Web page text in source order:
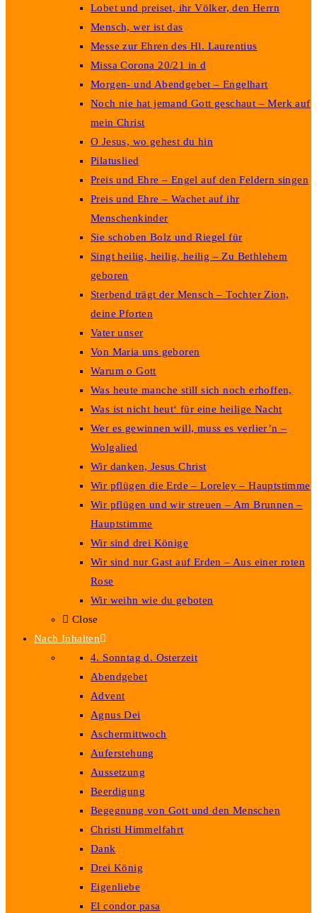
Lobet und preiset, ihr Völker, den Herrn
Mensch, wer ist das
Messe zur Ehren des Hl. Laurentius
Missa Corona 20/21 in d
Morgen- und Abendgebet – Engelhart
Noch nie hat jemand Gott geschaut – Merk auf
mein Christ
O Jesus, wo gehest du hin
Pilatuslied
Preis und Ehre – Engel auf den Feldern singen
Preis und Ehre – Wachet auf ihr
Menschenkinder
Sie schoben Bolz und Riegel für
Singt heilig, heilig, heilig – Zu Bethlehem
geboren
Sterbend trägt der Mensch – Tochter Zion,
deine Pforten
Vater unser
Von Maria uns geboren
Warum o Gott
Was heute manche still sich noch erhoffen,
Was ist nicht heut‘ für eine heilige Nacht
Wer es gewinnen will, muss es verlier’n –
Wolgalied
Wir danken, Jesus Christ
Wir pflügen die Erde – Loreley – Hauptstimme
Wir pflügen und wir streuen – Am Brunnen –
Hauptstimme
Wir sind drei Könige
Wir sind nur Gast auf Erden – Aus einer roten
Rose
Wir weihn wie du geboten
Close
Nach Inhalten
4. Sonntag d. Osterzeit
Abendgebet
Advent
Agnus Dei
Aschermittwoch
Auferstehung
Aussetzung
Beerdigung
Begegnung von Gott und den Menschen
Christi Himmelfahrt
Dank
Drei König
Eigenliebe
El condor pasa